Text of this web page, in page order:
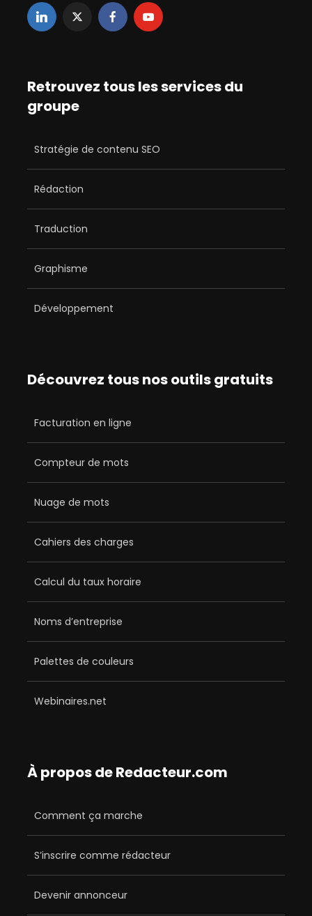
Retrouvez tous les services du
groupe
Stratégie de contenu SEO
Rédaction
Traduction
Graphisme
Développement
Découvrez tous nos outils gratuits
Facturation en ligne
Compteur de mots
Nuage de mots
Cahiers des charges
Calcul du taux horaire
Noms d’entreprise
Palettes de couleurs
Webinaires.net
À propos de Redacteur.com
Comment ça marche
S’inscrire comme rédacteur
Devenir annonceur